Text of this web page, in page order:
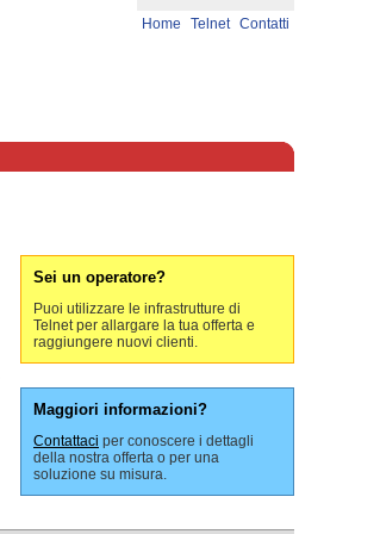
Home Telnet Contatti
Sei un operatore?
Puoi utilizzare le infrastrutture di
Telnet per allargare la tua offerta e
raggiungere nuovi clienti.
Maggiori informazioni?
Contattaci per conoscere i dettagli
della nostra offerta o per una
soluzione su misura.